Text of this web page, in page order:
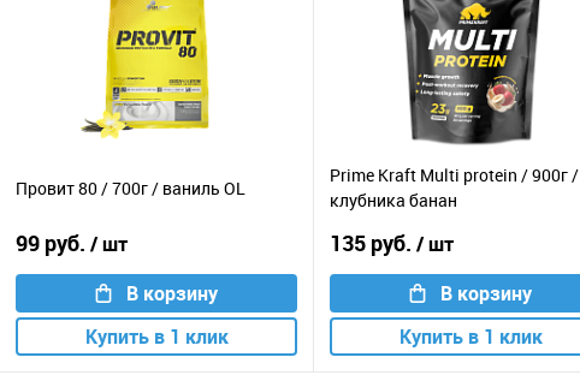
Провит 80 / 700г / ваниль OL
99 руб. / шт
В корзину
Купить в 1 клик
Prime Kraft Multi protein / 900г /
клубника банан
135 руб. / шт
В корзину
Купить в 1 клик